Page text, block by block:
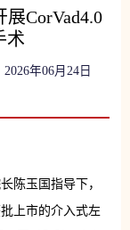
CorVad4.0
术
2026年06月24日
陈玉国指导下，
上市的介入式左